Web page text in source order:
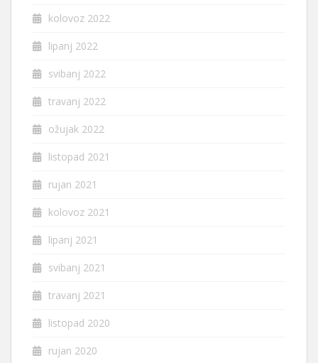
kolovoz 2022
lipanj 2022
svibanj 2022
travanj 2022
ožujak 2022
listopad 2021
rujan 2021
kolovoz 2021
lipanj 2021
svibanj 2021
travanj 2021
listopad 2020
rujan 2020